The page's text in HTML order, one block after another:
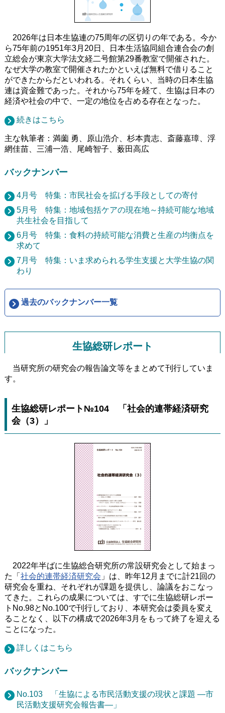
2026年は日本生協連の75周年の区切りの年である。今か
ら75年前の1951年3月20日、日本生活協同組合連合会の創
立総会が東京大学法文経二号館第29番教室で開催された。
なぜ大学の教室で開催されたかといえば無料で借りること
ができたからだといわれる。それくらい、当時の日本生協
連は資金難であった。それから75年を経て、生協は日本の
経済や社会の中で、一定の地位を占める存在となった。
続きはこちら
主な執筆者：満薗 勇、原山浩介、杉本貴志、斎藤嘉璋、浮
網佳苗、三浦一浩、尾崎智子、薮田高広
バックナンバー
4月号 特集：市民社会を拡げる手段としての寄付
5月号 特集：地域包括ケアの現在地～持続可能な地域
共生社会を目指して
6月号 特集：食料の持続可能な消費と生産の均衡点を
求めて
7月号 特集：いま求められる学生支援と大学生協の関
わり
過去のバックナンバー一覧
生協総研レポート
当研究所の研究会の報告論文等をまとめて刊行していま
す。
生協総研レポート№104 「社会的連帯経済研究
会（3）」
2022年半ばに生協総合研究所の常設研究会として始まっ
た「 社会的連帯経済研究会 」は、昨年12月までに計21回の
研究会を重ね、それぞれが課題を提供し、論議をおこなっ
てきた。これらの成果については、すでに生協総研レポー
トNo.98とNo.100で刊行しており、本研究会は委員を変え
ることなく、以下の構成で2026年3月をもって終了を迎える
ことになった。
詳しくはこちら
バックナンバー
No.103 「生協による市民活動支援の現状と課題 ―市
民活動支援研究会報告書―」